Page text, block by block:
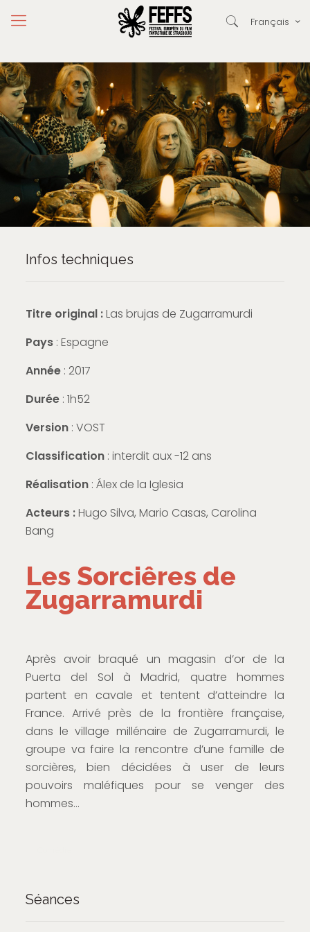
Français
Infos techniques
Titre original :Las brujas de Zugarramurdi
Pays : Espagne
Année : 2017
Durée: 1h52
Version : VOST
Classification : interdit aux -12 ans
Réalisation: Álex de la Iglesia
Acteurs :Hugo Silva, Mario Casas, Carolina
Bang
Les Sorciêres de
Zugarramurdi
Après avoir braqué un magasin d’or de la
Puerta del Sol à Madrid, quatre hommes
partent en cavale et tentent d’atteindre la
France. Arrivé près de la frontière française,
dans le village millénaire de Zugarramurdi, le
groupe va faire la rencontre d’une famille de
sorcières, bien décidées à user de leurs
pouvoirs maléfiques pour se venger des
hommes…
Séances